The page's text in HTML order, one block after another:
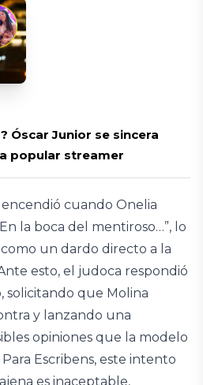
Óscar Junior se sincera
popular streamer
cuando Onelia
la boca del mentiroso…”, lo
un dardo directo a la
esto, el judoca respondió
solicitando que Molina
y lanzando una
opiniones que la modelo
Escribens, este intento
es inaceptable,